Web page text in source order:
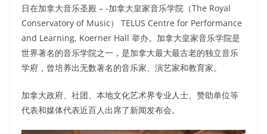
日在加拿大音乐圣殿 – -加拿大皇家音乐学院（The Royal
Conservatory of Music） TELUS Centre for Performance
and Learning, Koerner Hall 举办。加拿大皇家音乐学院是
世界著名的音乐学院之一，是加拿大最大最古老的独立音乐
学府，曾培养出无数著名的音乐家、演艺家和教育家。
加拿大政府、社团、本地文化艺术界专业人士、赞助单位等
代表和媒体代表近百人出席了新闻发布会。